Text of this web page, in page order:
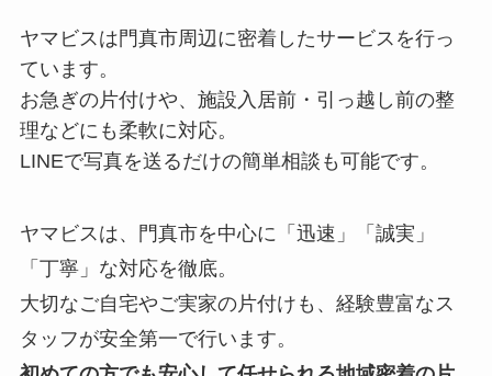
ヤマビスは門真市周辺に密着したサービスを行っ
ています。
お急ぎの片付けや、施設入居前・引っ越し前の整
理などにも柔軟に対応。
LINEで写真を送るだけの簡単相談も可能です。
ヤマビスは、門真市を中心に「迅速」「誠実」
「丁寧」な対応を徹底。
大切なご自宅やご実家の片付けも、経験豊富なス
タッフが安全第一で行います。